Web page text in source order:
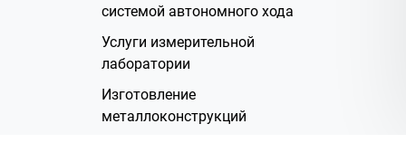
системой автономного хода
Услуги измерительной
лаборатории
Изготовление
металлоконструкций